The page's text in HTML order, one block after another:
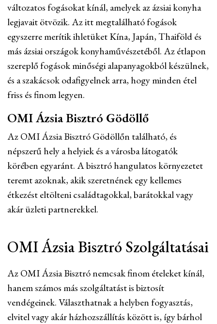
változatos fogásokat kínál, amelyek az ázsiai konyha
legjavait ötvözik. Az itt megtalálható fogások
egyszerre merítik ihletüket Kína, Japán, Thaiföld és
más ázsiai országok konyhaművészetéből. Az étlapon
szereplő fogások minőségi alapanyagokból készülnek,
és a szakácsok odafigyelnek arra, hogy minden étel
friss és finom legyen.
OMI Ázsia Bisztró Gödöllő
Az OMI Ázsia Bisztró Gödöllőn található, és
népszerű hely a helyiek és a városba látogatók
körében egyaránt. A bisztró hangulatos környezetet
teremt azoknak, akik szeretnének egy kellemes
étkezést eltölteni családtagokkal, barátokkal vagy
akár üzleti partnerekkel.
OMI Ázsia Bisztró Szolgáltatásai
Az OMI Ázsia Bisztró nemcsak finom ételeket kínál,
hanem számos más szolgáltatást is biztosít
vendégeinek. Választhatnak a helyben fogyasztás,
elvitel vagy akár házhozszállítás között is, így bárhol